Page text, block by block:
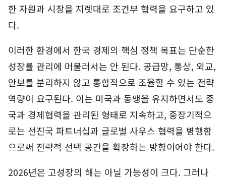
한 자원과 시장을 지렛대로 조건부 협력을 요구하고 있
다.
이러한 환경에서 한국 경제의 핵심 정책 목표는 단순한
성장률 관리에 머물러서는 안 된다. 공급망, 통상, 외교,
안보를 분리하지 않고 통합적으로 조율할 수 있는 전략
역량이 요구된다. 이는 미국과 동맹을 유지하면서도 중
국과 경제협력을 관리된 형태로 지속하고, 중장기적으
로는 선진국 파트너십과 글로벌 사우스 협력을 병행함
으로써 전략적 선택 공간을 확장하는 방향이어야 한다.
2026년은 고성장의 해는 아닐 가능성이 크다. 그러나